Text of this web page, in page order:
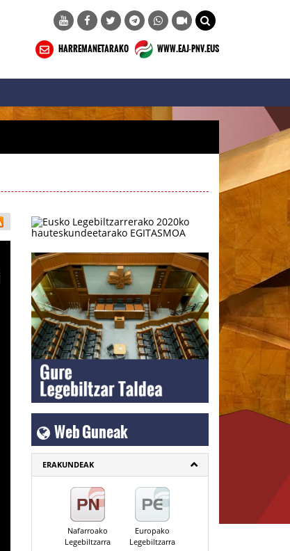
HARREMANETARAKO WWW.EAJ-PNV.EUS
Web Guneak
ERAKUNDEAK
Nafarroako
Legebiltzarra
Europako
Legebiltzarra